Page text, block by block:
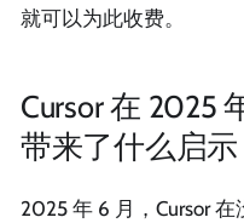
就可以为此收费。
Cursor 在 2025
带来了什么启示
2025 年 6 月，Cursor